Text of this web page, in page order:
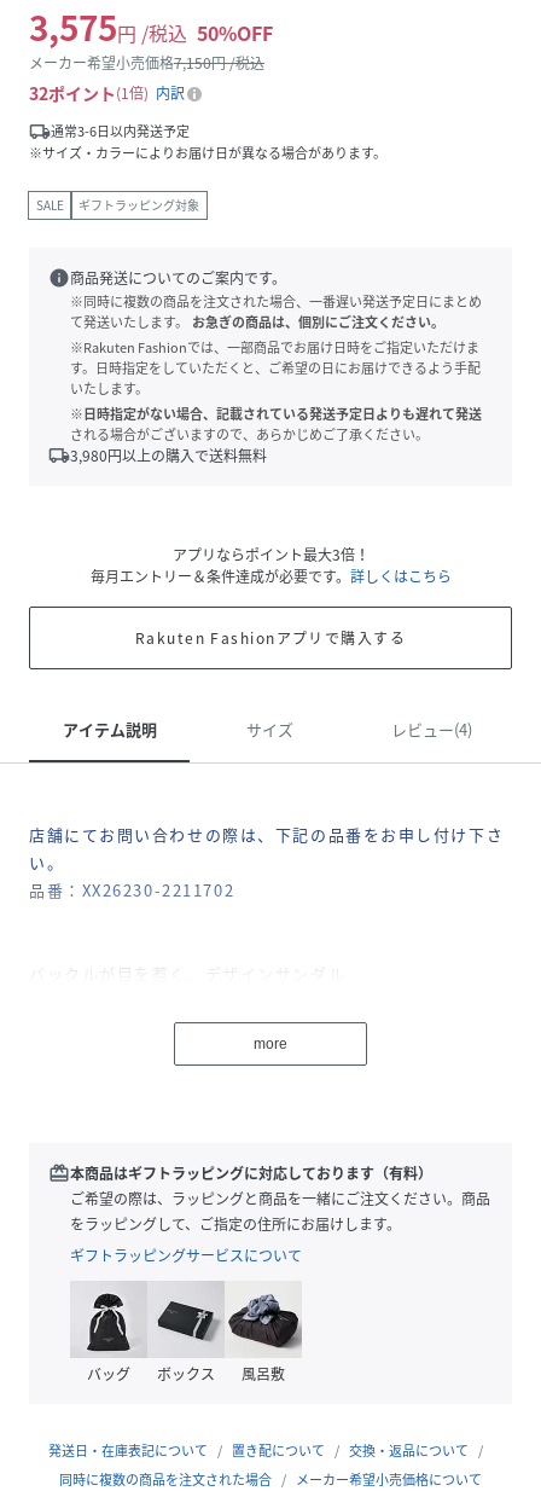
3,575円 /税込 50%OFF
メーカー希望小売価格7,150円 /税込
32ポイント 1倍
内訳
local_shipping通常3-6日以内発送予定
※サイズ・カラーによりお届け日が異なる場合があります。
SALE ギフトラッピング対象
info商品発送についてのご案内です。
※同時に複数の商品を注文された場合、一番遅い発送予定日にまとめ
て発送いたします。
お急ぎの商品は、個別にご注文ください。
※Rakuten Fashionでは、一部商品でお届け日時をご指定いただけま
す。日時指定をしていただくと、ご希望の日にお届けできるよう手配
いたします。
※日時指定がない場合、記載されている発送予定日よりも遅れて発送
される場合がございますので、あらかじめご了承ください。
local_shipping3,980円以上の購入で送料無料
アプリならポイント最大3倍！
毎月エントリー＆条件達成が必要です。 詳しくはこちら
Rakuten Fashionアプリで購入する
アイテム説明 サイズ レビュー(4)
店舗にてお問い合わせの際は、下記の品番をお申し付け下さ
い。
品番：XX26230-2211702
バックルが目を惹く、デザインサンダル
昨年人気だったダブルベルテッドシリーズを、今年はよりモ
と、かかとのストラップで安定感のある履き心地です。
存在感のあるゴールドのバックルが、スタイリングのさりげ
ないアクセントに。
【Styling point】
シンプルなTシャツにデニムといったカジュアルなスタイル
はもちろん、きれいめのワンピースや、落ち感のあるパンツ
と合わせたハンサムな着こなしも素敵です。
【2026 Spring/Summer】【26SS】
more
redeem本商品はギフトラッピングに対応しております（有料）
ご希望の際は、ラッピングと商品を一緒にご注文ください。商品
をラッピングして、ご指定の住所にお届けします。
ギフトラッピングサービスについて
バッグ ボックス 風呂敷
発送日・在庫表記について 置き配について
交換・返品について
同時に複数の商品を注文された場合
メーカー希望小売価格について